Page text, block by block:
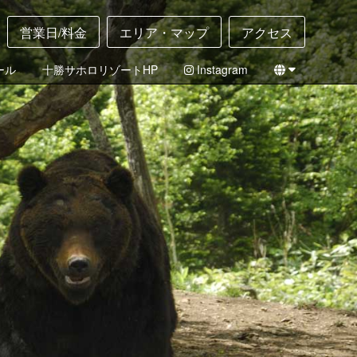
営業日/料金 エリア・マップ アクセス
ル 十勝サホロリゾートHP
Instagram
日本語
English